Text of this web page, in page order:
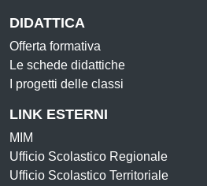
DIDATTICA
Offerta formativa
Le schede didattiche
I progetti delle classi
LINK ESTERNI
MIM
Ufficio Scolastico Regionale
Ufficio Scolastico Territoriale